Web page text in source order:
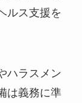
ルス支援を
ハラスメン
は義務に準